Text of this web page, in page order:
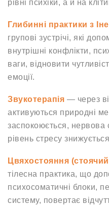
рівні психіки, а й на
Глибинні практики з
групові зустрічі, які
внутрішні конфлікти,
ваги, відновити
емоції.
Звукотерапія — через
активуються природні
заспокоюється, нервова
рівень стресу
Цвяхостояння (стоячий
тілесна практика, що
психосоматичні блоки,
систему, повертає